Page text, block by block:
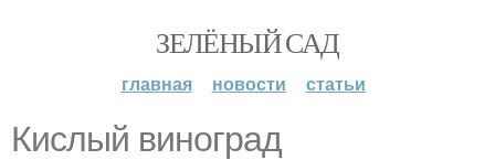
ЗЕЛЁНЫЙ САД
главная новости статьи
Кислый виноград